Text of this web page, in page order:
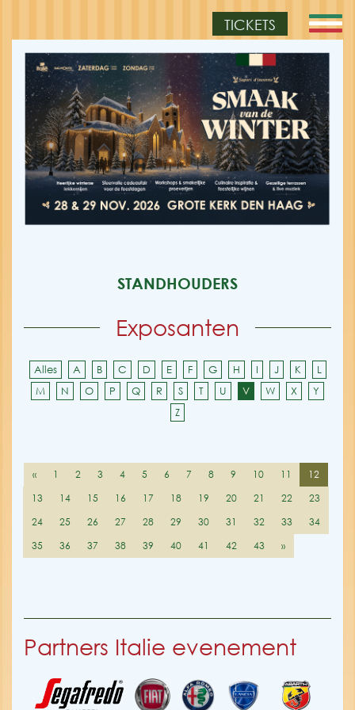
TICKETS
STANDHOUDERS
Exposanten
Alles A B C D E F G H I J K
L
M
N O P Q R S T U V W X
Y
Z
« 1 2 3 4 5 6 7 8 9 10 11
12
13
14 15 16 17 18 19 20 21 22
23
24
25 26 27 28 29 30 31 32 33
34
35
36 37 38 39 40 41 42 43 »
Partners Italie evenement